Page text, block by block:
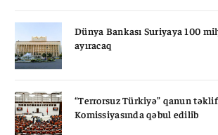
Dünya Bankası Suriyaya 100
ayıracaq
“Terrorsuz Türkiyə” qanun
Komissiyasında qəbul edilib